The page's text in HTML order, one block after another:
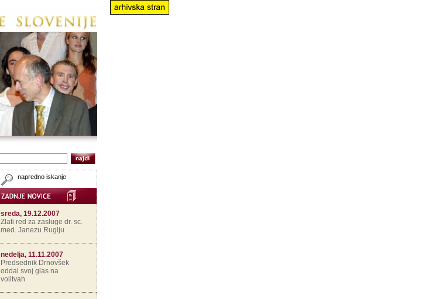
napredno iskanje
sreda, 19.12.2007
Zlati red za zasluge dr. sc.
med. Janezu Ruglju
nedelja, 11.11.2007
Predsednik Drnovšek
oddal svoj glas na
volitvah